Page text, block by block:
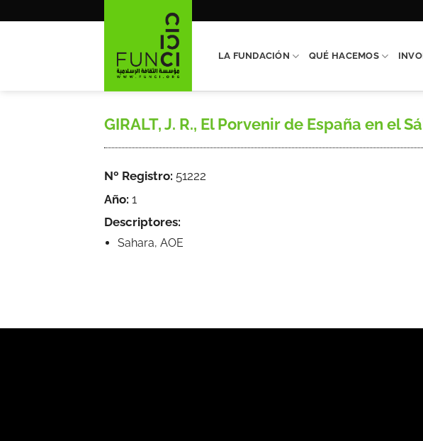
LA FUNDACIÓN QUÉ HACEMOS
GIRALT, J. R., El Porvenir de España en el
Nº Registro: 51222
Año: 1
Descriptores:
Sahara, AOE